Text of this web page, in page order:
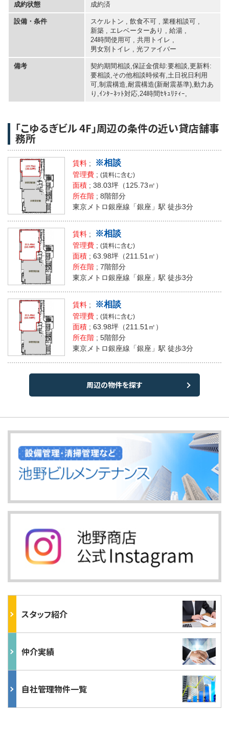
成約状態 成約済
設備・条件
スケルトン , 飲食不可 , 業種相談可 ,
新築
エレベーターあり 給湯
24時間使用可
共用トイレ
男女別トイレ
光ファイバー
備考
契約期間相談,保証金償却:要相談,更新料:
要相談,その他相談時候有,土日祝日利用
可,制震構造,耐震構造(新耐震基準),動力あ
り,ｲﾝﾀｰﾈｯﾄ対応,24時間ｾｷｭﾘﾃｨｰ,
「こゆるぎビル 4F」周辺の条件の近い貸店舗事
務所
賃料 ; ※相談
管理費 ; (賃料に含む)
面積 ; 38.03坪 （125.73㎡）
所在階 ; 8階部分
東京メトロ銀座線「銀座」駅 徒歩3分
賃料 ; ※相談
管理費 ; (賃料に含む)
面積 ; 63.98坪 （211.51㎡）
所在階 ; 7階部分
東京メトロ銀座線「銀座」駅 徒歩3分
賃料 ; ※相談
管理費 ; (賃料に含む)
面積 ; 63.98坪 （211.51㎡）
所在階 ; 5階部分
東京メトロ銀座線「銀座」駅 徒歩3分
周辺の物件を探す
スタッフ紹介
仲介実績
自社管理物件一覧